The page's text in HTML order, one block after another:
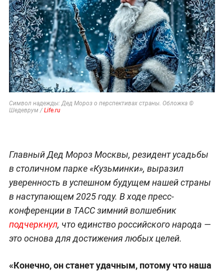
Символ надежды: Дед Мороз о перспективах страны. Обложка ©
Шедеврум / Life.ru
Главный Дед Мороз Москвы, резидент усадьбы
в столичном парке «Кузьминки», выразил
уверенность в успешном будущем нашей страны
в наступающем 2025 году. В ходе пресс-
конференции в ТАСС зимний волшебник
подчеркнул, что единство российского народа —
это основа для достижения любых целей.
«Конечно, он станет удачным, потому что наша